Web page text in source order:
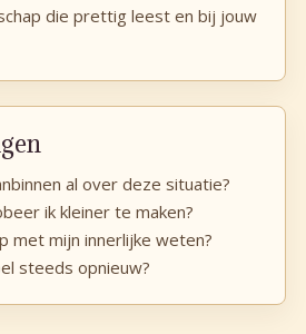
die prettig leest en bij jouw
al over deze situatie?
ik kleiner te maken?
met mijn innerlijke weten?
steeds opnieuw?